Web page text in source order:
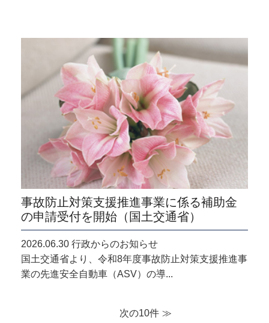
事故防止対策支援推進事業に係る補助金
の申請受付を開始（国土交通省）
2026.06.30 行政からのお知らせ
国土交通省より、令和8年度事故防止対策支援推進事
業の先進安全自動車（ASV）の導...
次の10件